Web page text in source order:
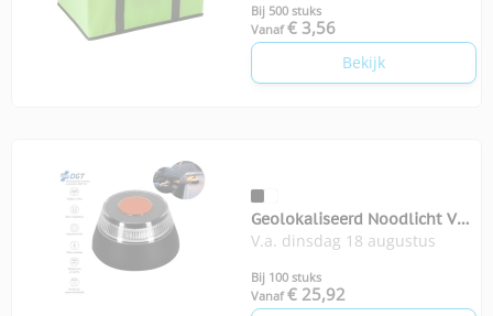
Bij 500 stuks
Vanaf € 3,56
Bekijk
Geolokaliseerd Noodlicht V16
Kershaw
V.a. dinsdag 18 augustus
Bij 100 stuks
Vanaf € 25,92